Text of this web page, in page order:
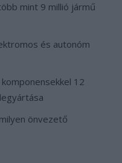
mint 9 millió jármű
és autonóm
12
önvezető